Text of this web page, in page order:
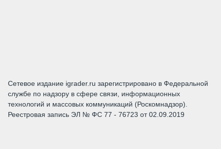
Сетевое издание igrader.ru зарегистрировано в Федеральной
службе по надзору в сфере связи, информационных
технологий и массовых коммуникаций (Роскомнадзор).
Реестровая запись ЭЛ № ФС 77 - 76723 от 02.09.2019